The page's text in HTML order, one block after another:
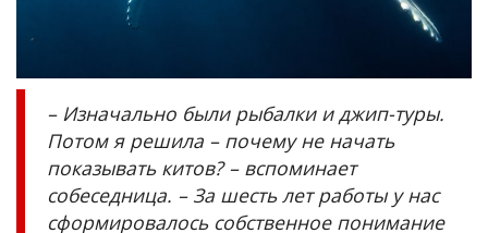
– Изначально были рыбалки и джип-туры.
Потом я решила – почему не начать
показывать китов? – вспоминает
собеседница. – За шесть лет работы у нас
сформировалось собственное понимание